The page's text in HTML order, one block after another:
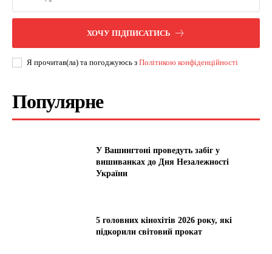
ХОЧУ ПІДПИСАТИСЬ
Я прочитав(ла) та погоджуюсь з Політикою конфіденційності
Популярне
У Вашингтоні проведуть забіг у
вишиванках до Дня Незалежності
України
5 головних кінохітів 2026 року, які
підкорили світовий прокат